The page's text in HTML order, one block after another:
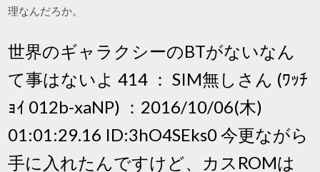
理なんだろか。
世界のギャラクシーのBTがないなん
て事はないよ 414 ： SIM無しさん (ﾜｯﾁ
ｮｲ 012b-xaNP) ：2016/10/06(木)
01:01:29.16 ID:3hO4SEks0 今更ながら
手に入れたんですけど、カスROMは